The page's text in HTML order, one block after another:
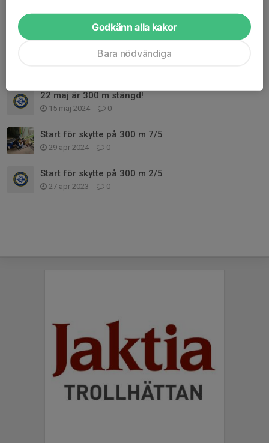
Resultat från KM 300 m
0
KM 300 m Ligg 18 juni.
22 maj är 300 m stängd!
15 maj 2024 0
Start för skytte på 300 m 7/5
29 apr 2024 0
Start för skytte på 300 m 2/5
27 apr 2023 0
Godkänn alla kakor
Bara nödvändiga